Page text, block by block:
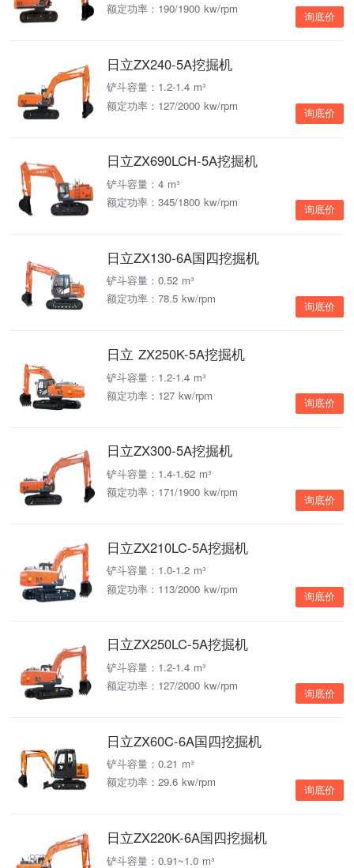
额定功率：190/1900 kw/rpm
询底价
日立ZX240-5A挖掘机
铲斗容量：1.2-1.4 m³
额定功率：127/2000 kw/rpm
询底价
日立ZX690LCH-5A挖掘机
铲斗容量：4 m³
额定功率：345/1800 kw/rpm
询底价
日立ZX130-6A国四挖掘机
铲斗容量：0.52 m³
额定功率：78.5 kw/rpm
询底价
日立 ZX250K-5A挖掘机
铲斗容量：1.2-1.4 m³
额定功率：127 kw/rpm
询底价
日立ZX300-5A挖掘机
铲斗容量：1.4-1.62 m³
额定功率：171/1900 kw/rpm
询底价
日立ZX210LC-5A挖掘机
铲斗容量：1.0-1.2 m³
额定功率：113/2000 kw/rpm
询底价
日立ZX250LC-5A挖掘机
铲斗容量：1.2-1.4 m³
额定功率：127/2000 kw/rpm
询底价
日立ZX60C-6A国四挖掘机
铲斗容量：0.21 m³
额定功率：29.6 kw/rpm
询底价
日立ZX220K-6A国四挖掘机
铲斗容量：0.91~1.0 m³